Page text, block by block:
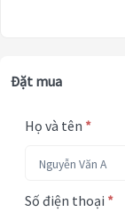
Đặt mua
Họ và tên *
Số điện thoại *